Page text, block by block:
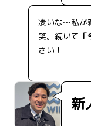
凄いな～私が
笑。続いて
さい！
新